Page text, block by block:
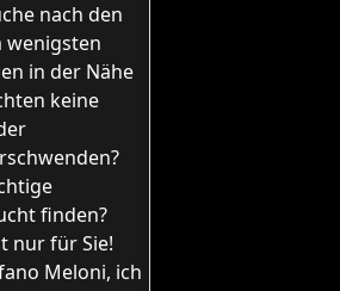
nach den
wenigsten
in der Nähe
keine
finden?
nur für Sie!
Meloni, ich